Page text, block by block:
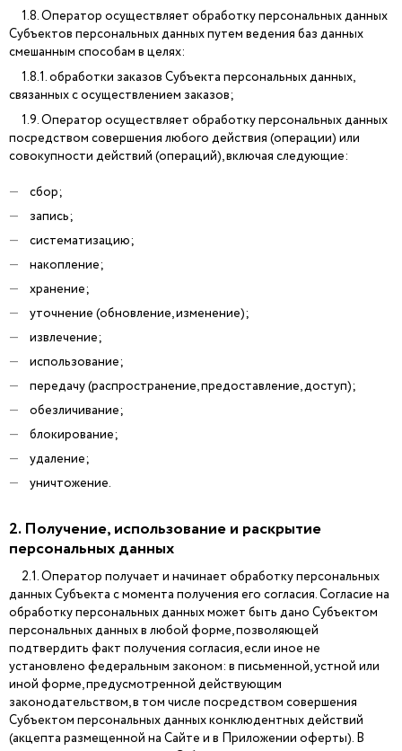
1.8. Оператор осуществляет обработку персональных данных
Субъектов персональных данных путем ведения баз данных
смешанным способам в целях:
1.8.1. обработки заказов Субъекта персональных данных,
связанных с осуществлением заказов;
1.9. Оператор осуществляет обработку персональных данных
посредством совершения любого действия (операции) или
совокупности действий (операций), включая следующие:
сбор;
запись;
систематизацию;
накопление;
хранение;
уточнение (обновление, изменение);
извлечение;
использование;
передачу (распространение, предоставление, доступ);
обезличивание;
блокирование;
удаление;
уничтожение.
2. Получение, использование и раскрытие
персональных данных
2.1. Оператор получает и начинает обработку персональных
данных Субъекта с момента получения его согласия. Согласие на
обработку персональных данных может быть дано Субъектом
персональных данных в любой форме, позволяющей
подтвердить факт получения согласия, если иное не
установлено федеральным законом: в письменной, устной или
иной форме, предусмотренной действующим
законодательством, в том числе посредством совершения
Субъектом персональных данных конклюдентных действий
(акцепта размещенной на Сайте и в Приложении оферты). В